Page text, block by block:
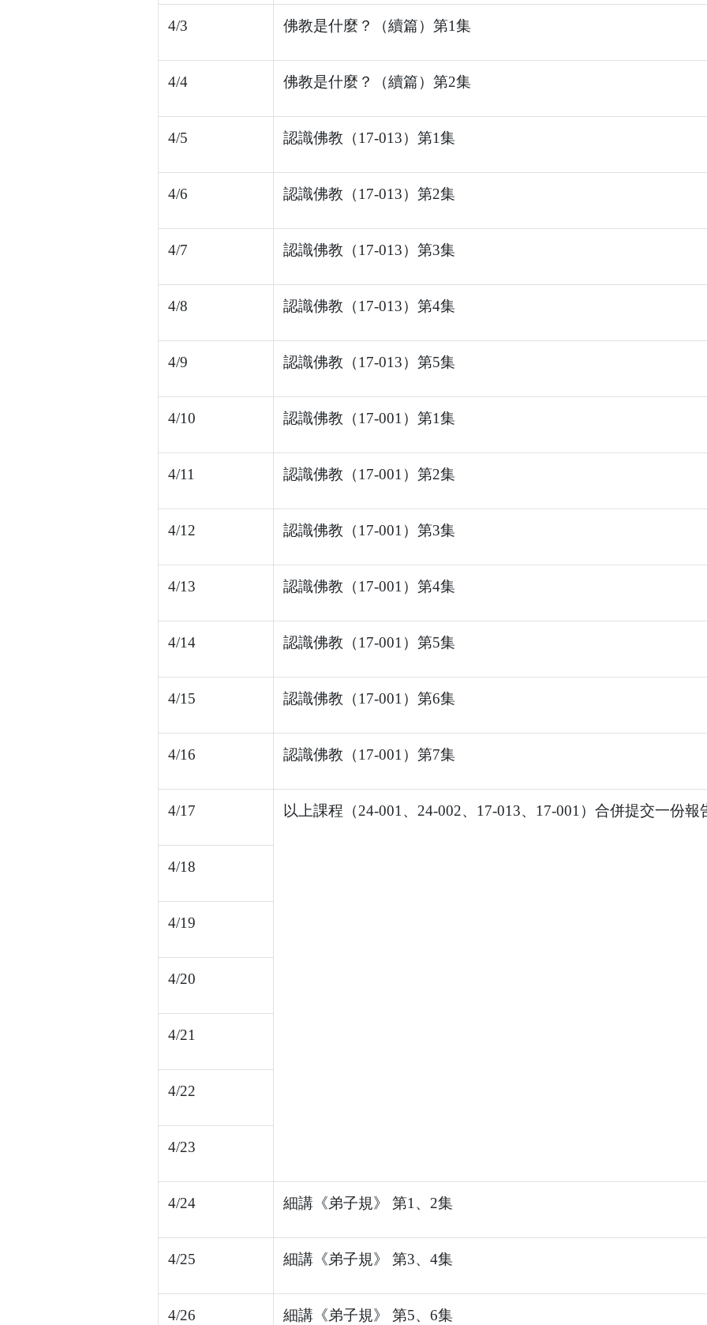
4/3 佛教是什麼？（續篇）第1集
4/4 佛教是什麼？（續篇）第2集
4/5 認識佛教（17-013）第1集
4/6 認識佛教（17-013）第2集
4/7 認識佛教（17-013）第3集
4/8 認識佛教（17-013）第4集
4/9 認識佛教（17-013）第5集
4/10 認識佛教（17-001）第1集
4/11 認識佛教（17-001）第2集
4/12 認識佛教（17-001）第3集
4/13 認識佛教（17-001）第4集
4/14 認識佛教（17-001）第5集
4/15 認識佛教（17-001）第6集
4/16 認識佛教（17-001）第7集
4/17 以上課程（24-001、24-002、17-013、17-001）合併提交一份報
4/18
4/19
4/20
4/21
4/22
4/23
4/24 細講《弟子規》 第1、2集
4/25 細講《弟子規》 第3、4集
4/26 細講《弟子規》 第5、6集